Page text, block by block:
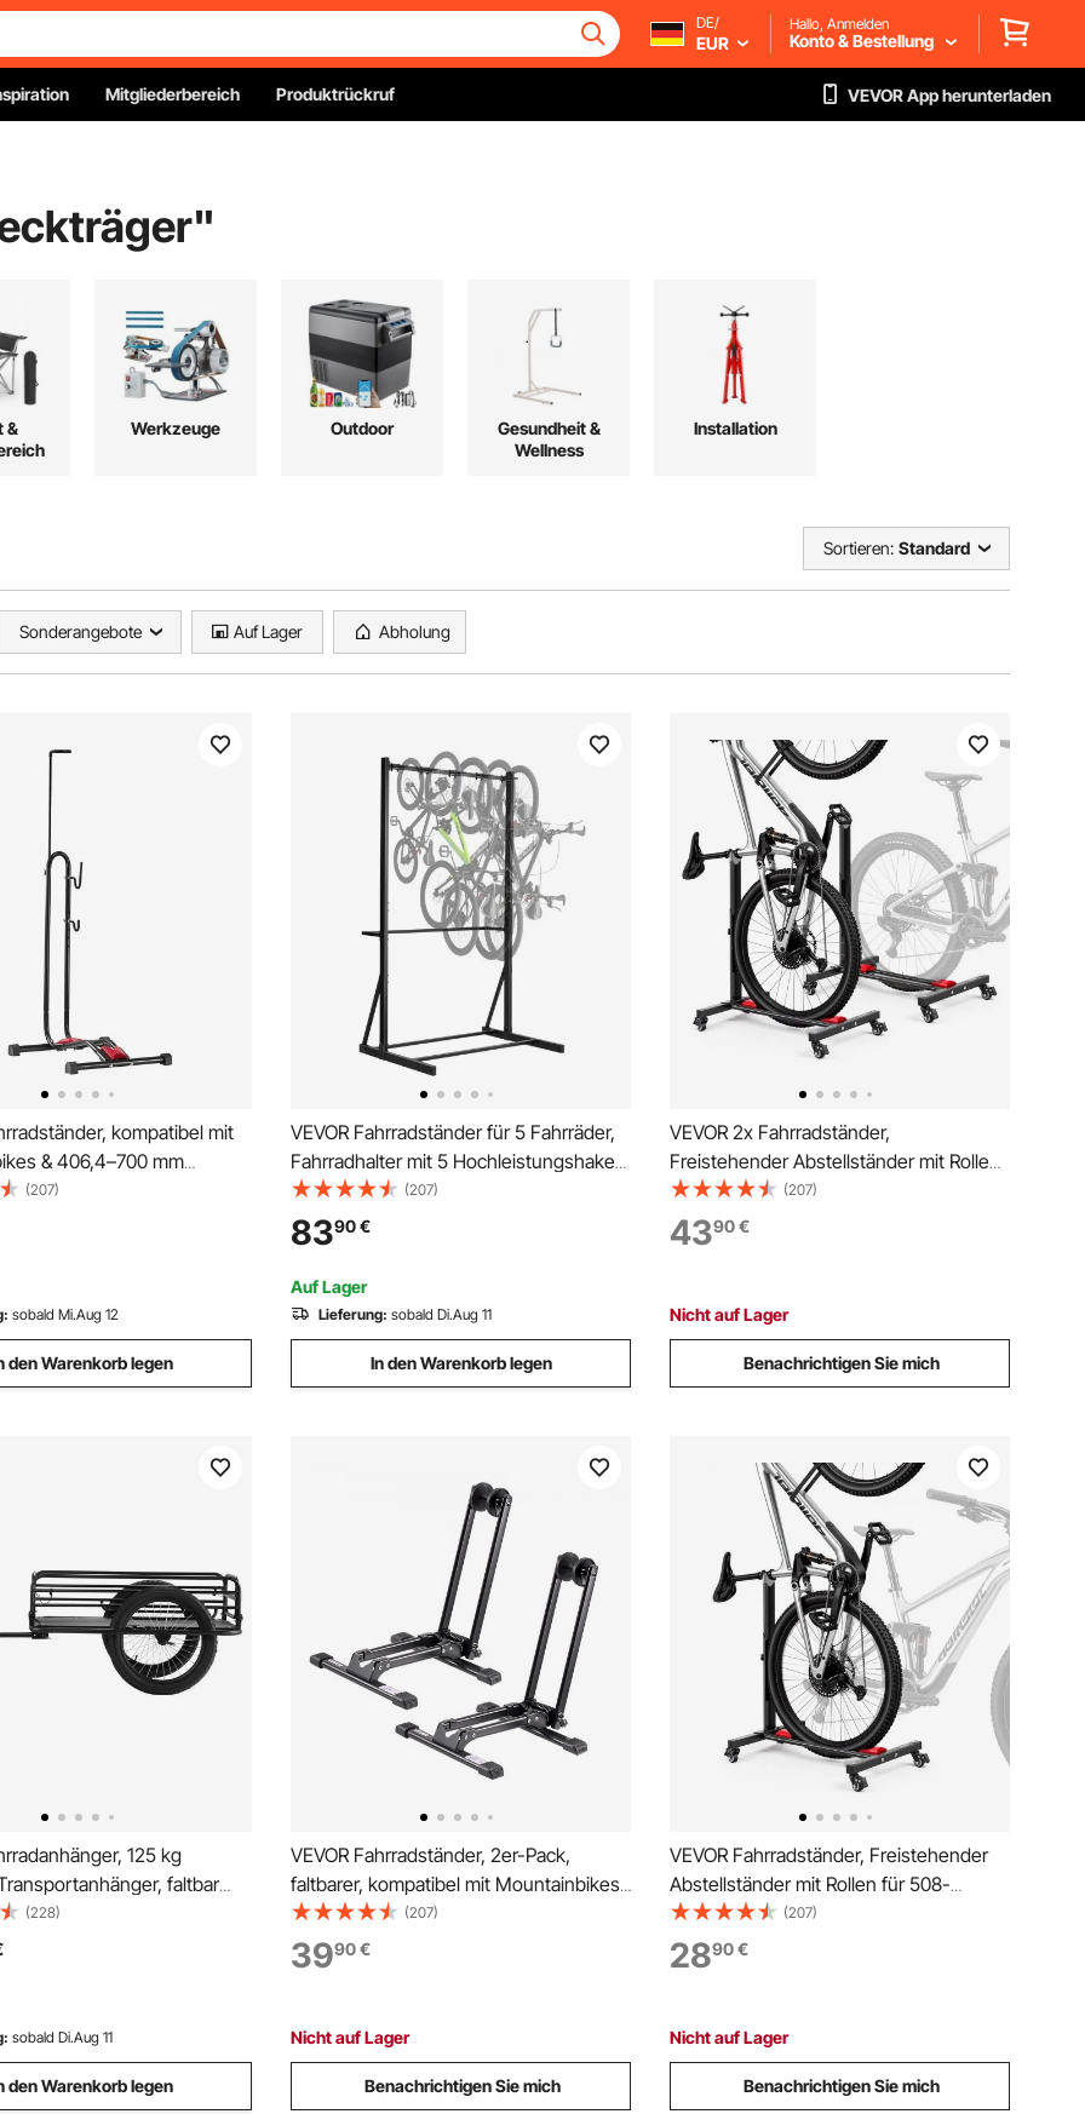
DE/
EUR
Hallo, Anmelden
Konto & Bestellung
Mitgliederbereich Produktrückruf VEVOR App herunterladen
"
&
Werkzeuge Outdoor
Gesundheit &
Wellness
Installation
Sortieren: Standard
Sonderangebote Auf Lager Abholung
kompatibel mit
& 406,4–700 mm
Freistehender Fahrradhalter
& horizontaler
Räume,
Garage
(207)
sobald Mi.Aug 12
den Warenkorb legen
VEVOR Fahrradständer für 5 Fahrräder,
Fahrradhalter mit 5 Hochleistungshaken,
aus Karbonstahl, 136 kg Tragkraft,
vertikaler Fahrradbodenständer für
Garage, Wohnzimmer, Innenschuppen
(207)
8390€
Auf Lager
Lieferung: sobald Di.Aug 11
In den Warenkorb legen
VEVOR 2x Fahrradständer,
Freistehender Abstellständer mit Rollen
für 508-737mm Räder, Fahrradhalter
Vertikal Horizontal aus Kohlenstoffstahl,
Fahrrad-Bodenständer
(207)
4390€
Nicht auf Lager
Benachrichtigen Sie mich
125 kg
faltbar
Schnellverschluss mit
50,8 cm Räder,
die meisten Fahrradräder,
Karbonstahl
(228)
sobald Di.Aug 11
den Warenkorb legen
VEVOR Fahrradständer, 2er-Pack,
faltbarer, kompatibel mit Mountainbikes
& 508–736,6 mm großen Fahrrädern,
Abstellständer aus Karbonstahl, Ideal für
kleine Räume, Eingangsbereich, Garage
(207)
3990€
Nicht auf Lager
Benachrichtigen Sie mich
VEVOR Fahrradständer, Freistehender
Abstellständer mit Rollen für 508-
737mm Räder, Fahrradhalter Vertikal &
Horizontal aus Kohlenstoffstahl,
Höhenverstellbarer Fahrrad-
(207)
2890€
Nicht auf Lager
Benachrichtigen Sie mich